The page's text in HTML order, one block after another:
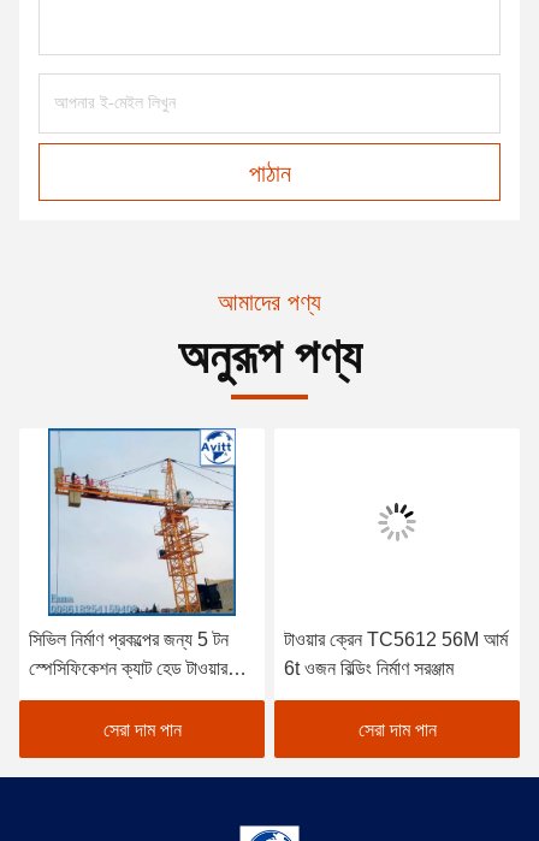
পাঠান
আমাদের পণ্য
অনুরূপ পণ্য
সিভিল নির্মাণ প্রকল্পের জন্য 5 টন
স্পেসিফিকেশন ক্যাট হেড টাওয়ার
ক্রেন
সেরা দাম পান
টাওয়ার ক্রেন TC5612 56M আর্ম
6t ওজন বিল্ডিং নির্মাণ সরঞ্জাম
সেরা দাম পান